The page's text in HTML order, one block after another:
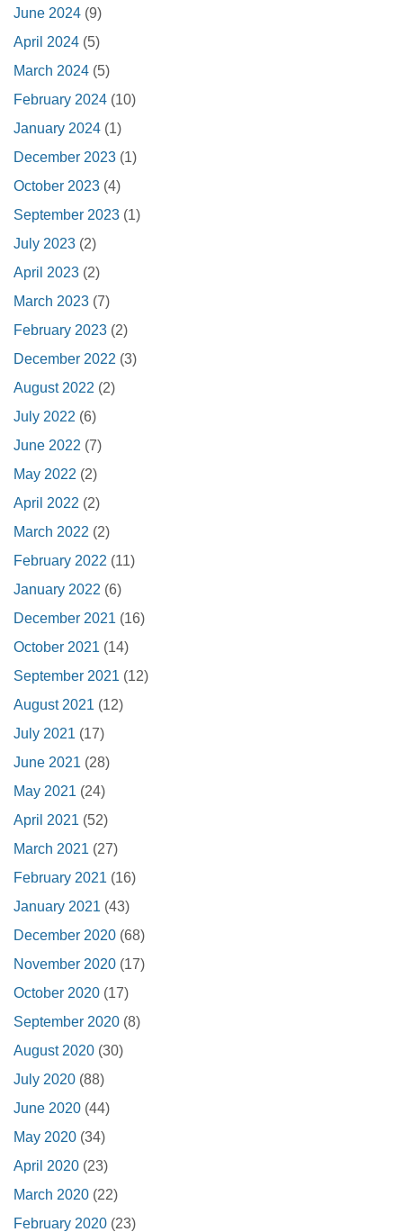
June 2024 (9)
April 2024 (5)
March 2024 (5)
February 2024 (10)
January 2024 (1)
December 2023 (1)
October 2023 (4)
September 2023 (1)
July 2023 (2)
April 2023 (2)
March 2023 (7)
February 2023 (2)
December 2022 (3)
August 2022 (2)
July 2022 (6)
June 2022 (7)
May 2022 (2)
April 2022 (2)
March 2022 (2)
February 2022 (11)
January 2022 (6)
December 2021 (16)
October 2021 (14)
September 2021 (12)
August 2021 (12)
July 2021 (17)
June 2021 (28)
May 2021 (24)
April 2021 (52)
March 2021 (27)
February 2021 (16)
January 2021 (43)
December 2020 (68)
November 2020 (17)
October 2020 (17)
September 2020 (8)
August 2020 (30)
July 2020 (88)
June 2020 (44)
May 2020 (34)
April 2020 (23)
March 2020 (22)
February 2020 (23)